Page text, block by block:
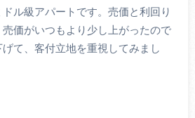
ル級アパートです。売価と利回り
価がいつもより少し上がったので
て、客付立地を重視してみまし